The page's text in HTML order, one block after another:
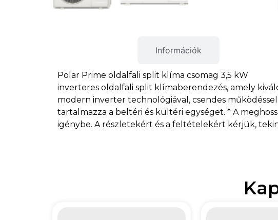
Információk
Polar Prime oldalfali split klíma csomag 3,5 kW
inverteres oldalfali split klímaberendezés, amely
modern inverter technológiával, csendes
tartalmazza a beltéri és kültéri egységet. * A
igénybe. A részletekért és a feltételekért kérjük,